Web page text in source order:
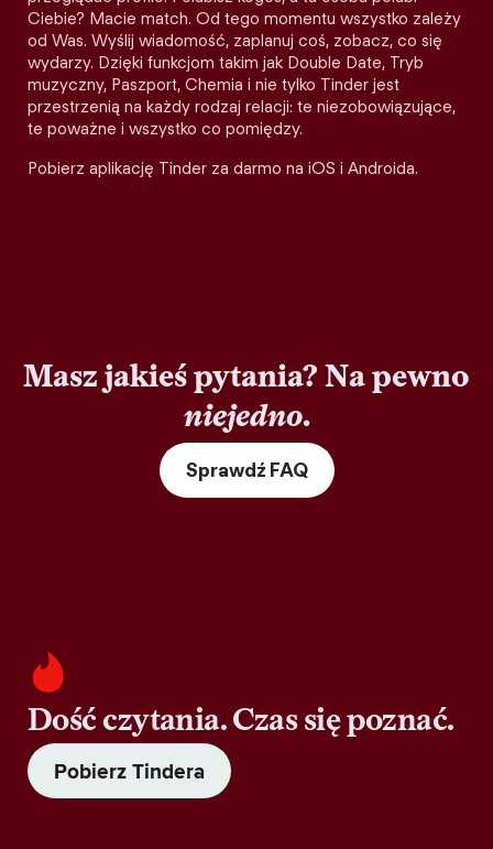
Ciebie? Macie match. Od tego momentu wszystko zależy
od Was. Wyślij wiadomość, zaplanuj coś, zobacz, co się
wydarzy. Dzięki funkcjom takim jak Double Date, Tryb
muzyczny, Paszport, Chemia i nie tylko Tinder jest
przestrzenią na każdy rodzaj relacji: te niezobowiązujące,
te poważne i wszystko co pomiędzy.
Pobierz aplikację Tinder za darmo na iOS i Androida.
Masz jakieś pytania? Na pewno
niejedno.
Sprawdź FAQ
Dość czytania. Czas się poznać.
Pobierz Tindera